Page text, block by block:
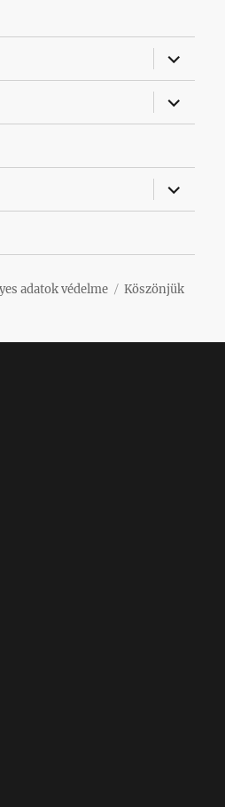
almenü
almenü
almenü
adatok védelme
Köszönjük